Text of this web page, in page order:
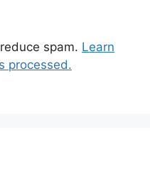
spam. Learn
processed.